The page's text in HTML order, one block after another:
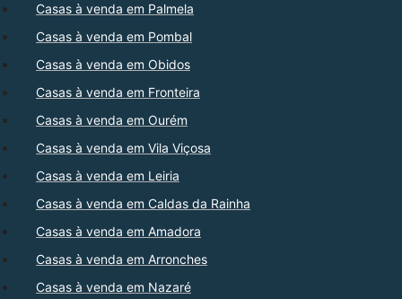
Casas à venda em Palmela
Casas à venda em Pombal
Casas à venda em Obidos
Casas à venda em Fronteira
Casas à venda em Ourém
Casas à venda em Vila Viçosa
Casas à venda em Leiria
Casas à venda em Caldas da Rainha
Casas à venda em Amadora
Casas à venda em Arronches
Casas à venda em Nazaré